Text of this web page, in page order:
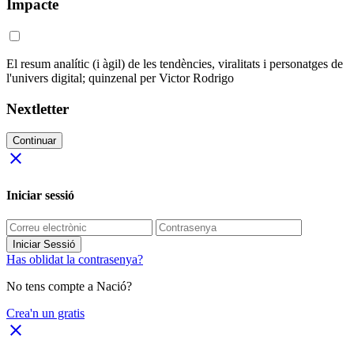
Impacte
El resum analític (i àgil) de les tendències, viralitats i personatges de
l'univers digital; quinzenal per Victor Rodrigo
Nextletter
Continuar
close
Iniciar sessió
Iniciar Sessió
Has oblidat la contrasenya?
No tens compte a Nació?
Crea'n un gratis
close